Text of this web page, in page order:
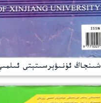
شىنجاڭ ئۇنىۋېرسىتېتى ئىلمىي